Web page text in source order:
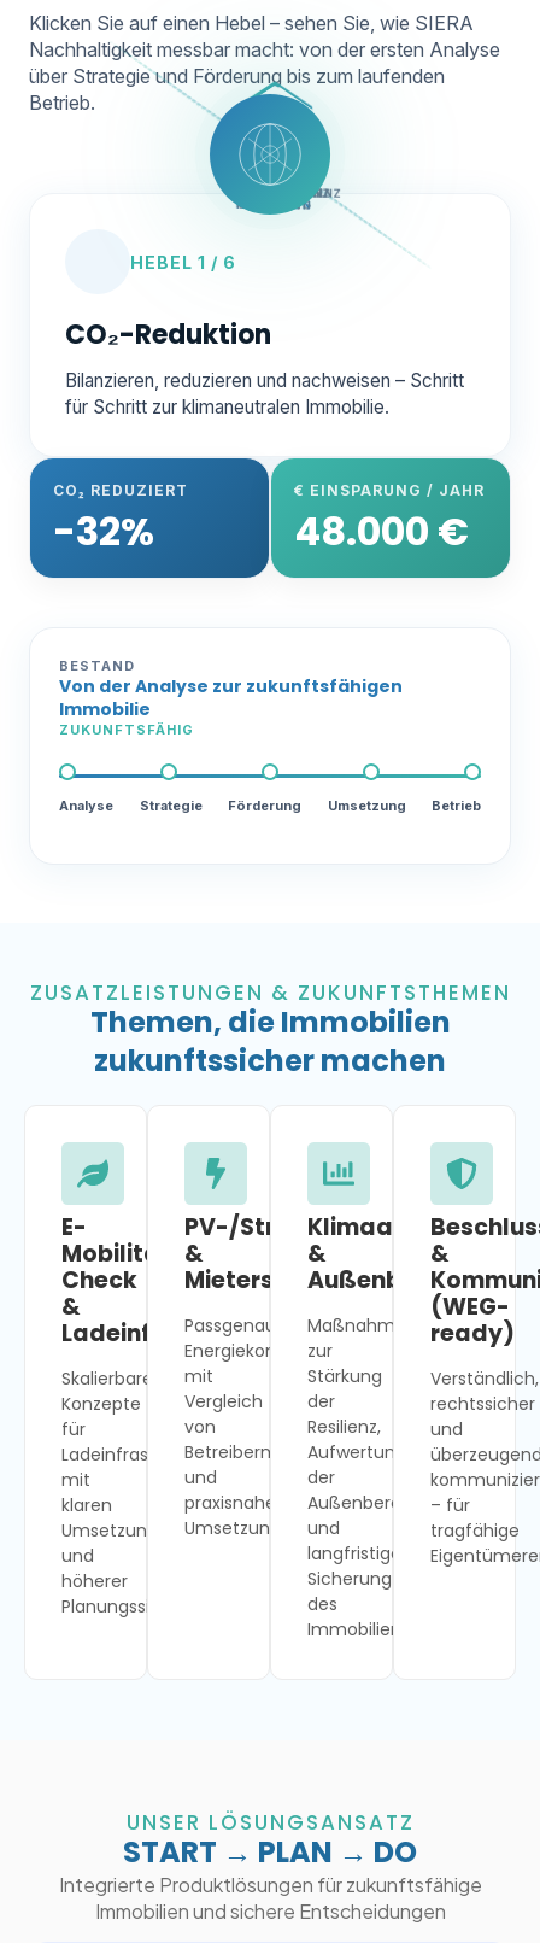
Klicken Sie auf einen Hebel – sehen Sie, wie SIERA
Nachhaltigkeit messbar macht: von der ersten Analyse
über Strategie und Förderung bis zum laufenden
Betrieb.
REDUKTION
ENERGIEEFFIZIENZ
REPORTING
FÖRDERMITTEL
MOBILITÄT
KLIMARESILIENZ
HEBEL 1 / 6
CO₂-Reduktion
Bilanzieren, reduzieren und nachweisen – Schritt
für Schritt zur klimaneutralen Immobilie.
CO₂ REDUZIERT
-32%
€ EINSPARUNG / JAHR
48.000 €
BESTAND
Von der Analyse zur zukunftsfähigen
Immobilie
ZUKUNFTSFÄHIG
Analyse Strategie Förderung Umsetzung Betrieb
ZUSATZLEISTUNGEN & ZUKUNFTSTHEMEN
Themen, die Immobilien
zukunftssicher machen
E-
Mobilitäts-
Check
&
Ladeinfrastruktur
Skalierbare
Konzepte
für
Ladeinfrastruktur
mit
klaren
Umsetzungsoptionen
und
höherer
Planungssicherheit.
PV-/Stromkonzept
&
Mieterstrom
Passgenaue
Energiekonzepte
mit
Vergleich
von
Betreibermodellen
und
praxisnahen
Umsetzungswegen.
Klimaanpassung
&
Außenbereiche
Maßnahmen
zur
Stärkung
der
Resilienz,
Aufwertung
der
Außenbereiche
und
langfristigen
Sicherung
des
Immobilienwerts.
&
(WEG-
ready)
Verständlich,
rechtssicher
und
– für
tragfähige
UNSER LÖSUNGSANSATZ
START → PLAN → DO
Integrierte Produktlösungen für zukunftsfähige
Immobilien und sichere Entscheidungen